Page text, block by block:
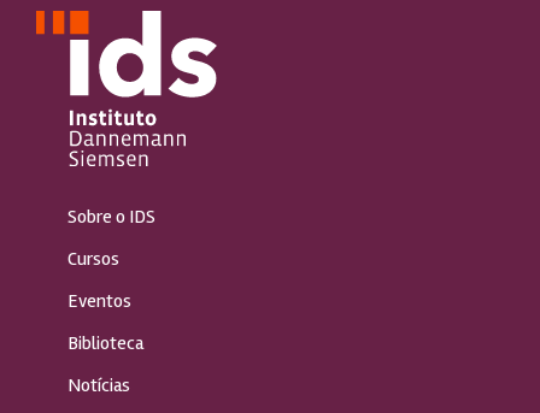
Sobre o IDS
Cursos
Eventos
Biblioteca
Notícias